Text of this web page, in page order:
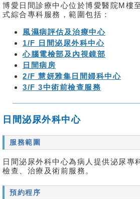
博愛日間診療中心位於博愛醫院M樓
式綜合專科服務，範圍包括：
風濕病評估及治療中心
1/F 日間泌尿外科中心
心腦電檢部及內視鏡部
日間病房
2/F 慧妍雅集日間婦科中心
3/F 3中術前檢查服務
日間泌尿外科中心
服務範圍
日間泌尿外科中心為病人提供泌尿專
檢查、治療及術前服務。
預約程序